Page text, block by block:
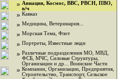
» Авиация, Космос, ВВС, РВСН, ПВО,
в/ч
» Кавказ
» Медицина, Ветеринария...
» Морская Тема, Флот
» Портреты, Известные люди
» Различные подразделения МО, МВД,
ФСБ, МЧС, Силовые Структуры,
Организации и др... Воинские Части
» Компании, Организации, Предприятия,
Строительство, Транспорт, Сельское